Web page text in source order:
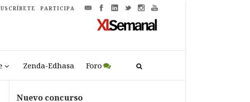
PARTICIPA
Zenda-Edhasa Foro
Nuevo concurso